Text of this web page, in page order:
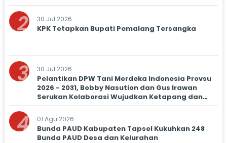
2 30 Jul 2026
KPK Tetapkan Bupati Pemalang Tersangka
3 30 Jul 2026
Pelantikan DPW Tani Merdeka Indonesia Provsu
2026 - 2031, Bobby Nasution dan Gus Irawan
Serukan Kolaborasi Wujudkan Ketapang dan
Kesejahteraan Petani
4 01 Agu 2026
Bunda PAUD Kabupaten Tapsel Kukuhkan 248
Bunda PAUD Desa dan Kelurahan